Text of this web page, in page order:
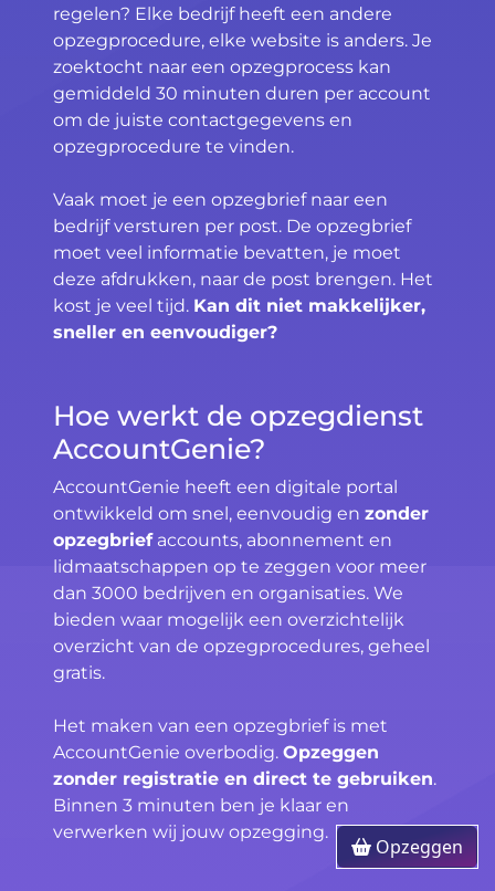
Opzeggen
regelen? Elke bedrijf heeft een andere
opzegprocedure, elke website is anders. Je
zoektocht naar een opzegprocess kan
gemiddeld 30 minuten duren per account
om de juiste contactgegevens en
opzegprocedure te vinden.
Vaak moet je een opzegbrief naar een
bedrijf versturen per post. De opzegbrief
moet veel informatie bevatten, je moet
deze afdrukken, naar de post brengen. Het
kost je veel tijd. Kan dit niet makkelijker,
sneller en eenvoudiger?
Hoe werkt de opzegdienst
AccountGenie?
AccountGenie heeft een digitale portal
ontwikkeld om snel, eenvoudig en zonder
opzegbriefaccounts, abonnement en
lidmaatschappen op te zeggen voor meer
dan 3000 bedrijven en organisaties. We
bieden waar mogelijk een overzichtelijk
overzicht van de opzegprocedures, geheel
gratis.
Het maken van een opzegbrief is met
AccountGenie overbodig. Opzeggen
zonder registratie en direct te gebruiken.
Binnen 3 minuten ben je klaar en
verwerken wij jouw opzegging.